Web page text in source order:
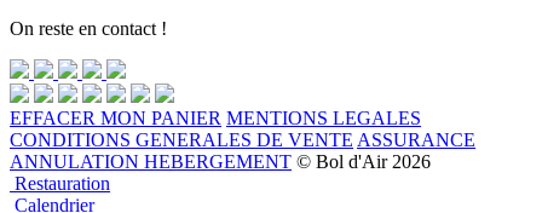
On reste en contact !
EFFACER MON PANIER MENTIONS LEGALES
CONDITIONS GENERALES DE VENTE ASSURANCE
ANNULATION HEBERGEMENT © Bol d'Air 2026
Restauration
Calendrier